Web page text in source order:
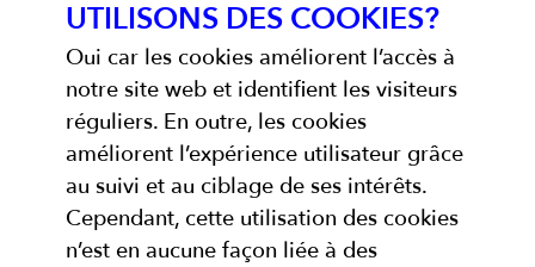
UTILISONS DES COOKIES?
Oui car les cookies améliorent l’accès à
notre site web et identifient les visiteurs
réguliers. En outre, les cookies
améliorent l’expérience utilisateur grâce
au suivi et au ciblage de ses intérêts.
Cependant, cette utilisation des cookies
n’est en aucune façon liée à des